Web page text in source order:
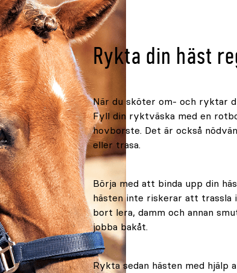
Rykta din häst
När du sköter om- och ryktar
Fyll din ryktväska med en
hovborste. Det är också
eller trasa.
Börja med att binda upp din
hästen inte riskerar att
bort lera, damm och annan
jobba bakåt.
Rykta sedan hästen med hjälp